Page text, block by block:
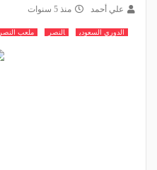
علي أحمد منذ 5 سنوات
الدوري السعودي النصر ملعب النصر